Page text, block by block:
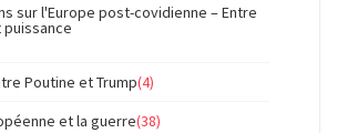
sur l'Europe post-covidienne – Entre
Poutine et Trump(4)
et la guerre(38)